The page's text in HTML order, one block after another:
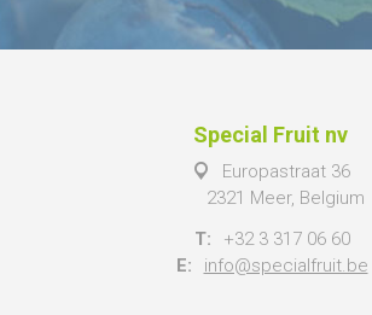
Special Fruit nv
Europastraat 36
2321 Meer, Belgium
T:
+32 3 317 06 60
E:
info@specialfruit.be